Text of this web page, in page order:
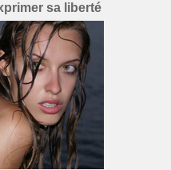
sa liberté